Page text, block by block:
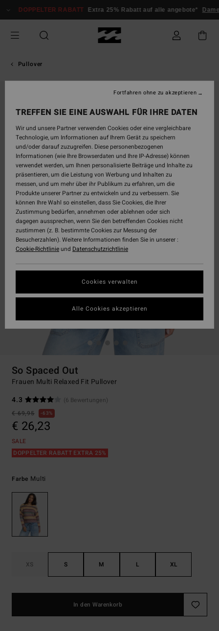
zur
springen
DOPPELTER RABATT Extra 25% Rabatt auf alle angebote*
Pullover
So Spaced Out
Frauen Multi Relaxed Fit Pullover
4.3
(6 Bewertungen)
€ 69,95
63%
€ 26,23
SALE
DOPPELTER RABATT EXTRA 25%
Farbe Multi
XS S M L XL
In den Warenkorb
TREFFEN SIE EINE AUSWAHL FÜR IHRE DATEN
Wir und unsere Partner verwenden Cookies oder eine vergleichbare
Technologie, um Informationen auf Ihrem Gerät zu speichern
und/oder darauf zuzugreifen. Diese personenbezogenen
Informationen (wie Ihre Browserdaten und Ihre IP-Adresse) können
verwendet werden, um Ihnen personalisierte Beiträge und Inhalte zu
präsentieren, um die Leistung von Werbung und Inhalten zu
messen, und um mehr über ihr Publikum zu erfahren, um die
Produkte unserer Partner zu entwickeln und zu verbessern. Sie
können Ihre Wahl so einstellen, dass Sie Cookies, die Ihrer
Zustimmung bedürfen, annehmen oder ablehnen oder sich
dagegen aussprechen, wenn Sie den betreffenden Cookies nicht
zustimmen (z. B. bestimmte Cookies zur Messung der
Besucherzahlen). Weitere Informationen finden Sie in unserer :
Cookie-Richtlinieund Datenschutzrichtlinie
Cookies verwalten
Fortfahren ohne zu akzeptieren
Alle Cookies akzeptieren